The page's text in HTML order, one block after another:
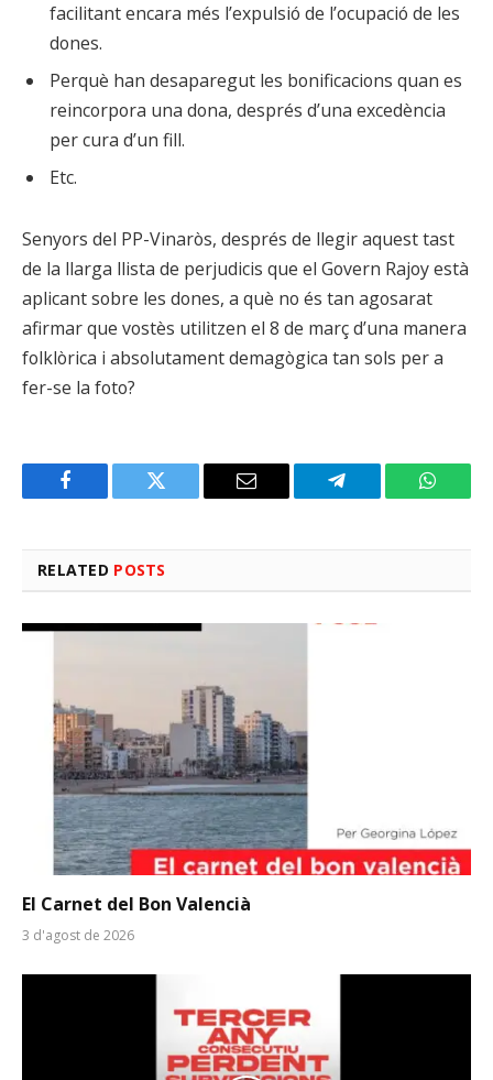
facilitant encara més l’expulsió de l’ocupació de les
dones.
Perquè han desaparegut les bonificacions quan es
reincorpora una dona, després d’una excedència
per cura d’un fill.
Etc.
Senyors del PP-Vinaròs, després de llegir aquest tast
de la llarga llista de perjudicis que el Govern Rajoy està
aplicant sobre les dones, a què no és tan agosarat
afirmar que vostès utilitzen el 8 de març d’una manera
folklòrica i absolutament demagògica tan sols per a
fer-se la foto?
Facebook Twitter Email Telegram
RELATED POSTS
El Carnet del Bon Valencià
3 d'agost de 2026